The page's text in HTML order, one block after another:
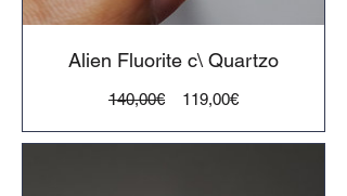
Alien Fluorite c\ Quartzo
140,00€
Preço
119,00€Preço